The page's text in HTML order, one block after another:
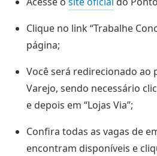
Clique no link “Trabalhe
página;
Você será redirecionado ao
Varejo, sendo necessário
e depois em “Lojas Via”;
Confira todas as vagas de
encontram disponíveis e